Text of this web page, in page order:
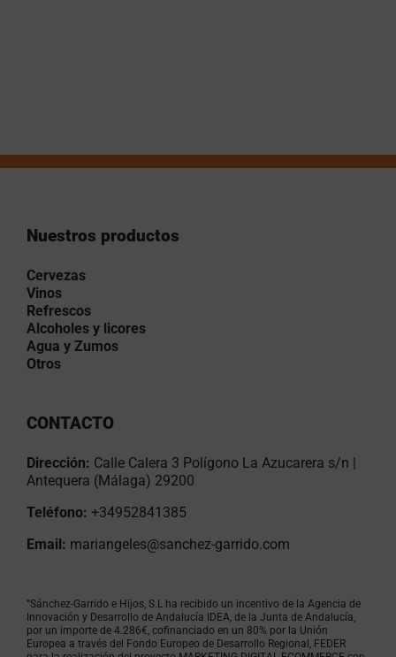
Nuestros productos
Cervezas
Vinos
Refrescos
Alcoholes y licores
Agua y Zumos
Otros
CONTACTO
Dirección: Calle Calera 3 Polígono La Azucarera s/n |
Antequera (Málaga) 29200
Teléfono: +34952841385
Email: mariangeles@sanchez-garrido.com
“Sánchez-Garrido e Hijos, S.L ha recibido un incentivo de la Agencia de
Innovación y Desarrollo de Andalucía IDEA, de la Junta de Andalucía,
por un importe de 4.286€, cofinanciado en un 80% por la Unión
Europea a través del Fondo Europeo de Desarrollo Regional, FEDER